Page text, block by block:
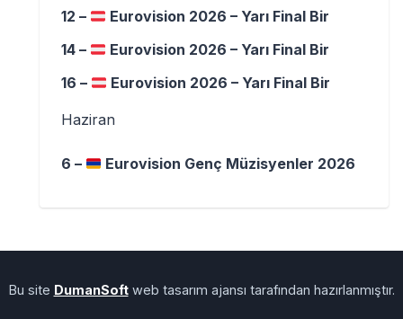
12 –
Eurovision 2026 – Yarı Final Bir
14 –
Eurovision 2026 – Yarı Final Bir
16 –
Eurovision 2026 – Yarı Final Bir
Haziran
6 – Eurovision Genç Müzisyenler 2026
Bu site DumanSoftweb tasarım ajansı tarafından hazırlanmıştır.